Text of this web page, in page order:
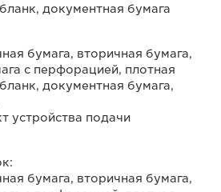
документная бумага
бумага, вторичная бумага,
с перфорацией, плотная
документная бумага,
устройства подачи
бумага, вторичная бумага,